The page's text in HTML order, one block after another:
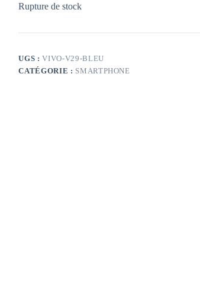
Rupture de stock
UGS :VIVO-V29-BLEU
CATÉGORIE : SMARTPHONE